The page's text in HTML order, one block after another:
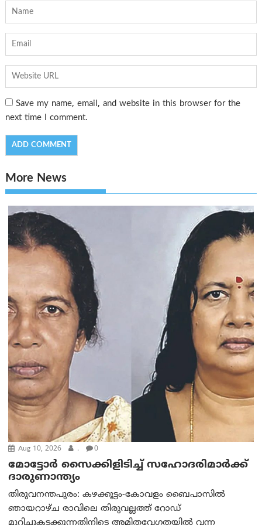
Save my name, email, and website in this browser for the
next time I comment.
More News
Aug 10, 2026 . 0
മോട്ടോര്‍ സൈക്കിളിടിച്ച് സഹോദരിമാര്‍ക്ക്
ദാരുണാന്ത്യം
തിരുവനന്തപുരം: കഴക്കൂട്ടം-കോവളം ബൈപാസിൽ
ഞായറാഴ്ച രാവിലെ തിരുവല്ലത്ത് റോഡ്